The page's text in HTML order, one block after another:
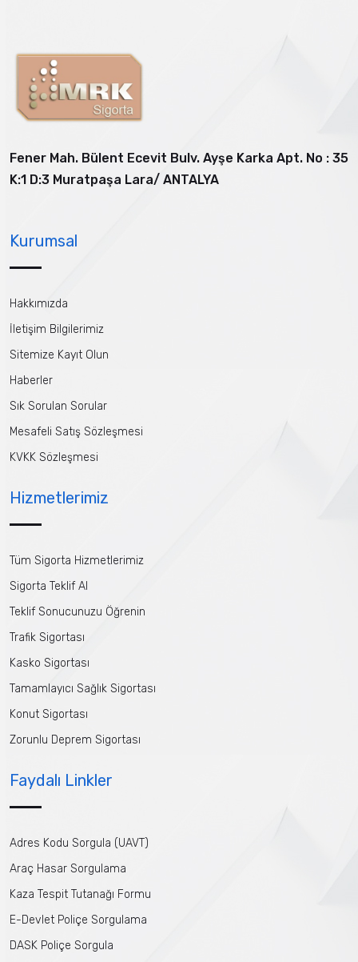
Fener Mah. Bülent Ecevit Bulv. Ayşe Karka Apt. No : 35
K:1 D:3 Muratpaşa Lara/ ANTALYA
Kurumsal
Hakkımızda
İletişim Bilgilerimiz
Sitemize Kayıt Olun
Haberler
Sık Sorulan Sorular
Mesafeli Satış Sözleşmesi
KVKK Sözleşmesi
Hizmetlerimiz
Tüm Sigorta Hizmetlerimiz
Sigorta Teklif Al
Teklif Sonucunuzu Öğrenin
Trafik Sigortası
Kasko Sigortası
Tamamlayıcı Sağlık Sigortası
Konut Sigortası
Zorunlu Deprem Sigortası
Faydalı Linkler
Adres Kodu Sorgula (UAVT)
Araç Hasar Sorgulama
Kaza Tespit Tutanağı Formu
E-Devlet Poliçe Sorgulama
DASK Poliçe Sorgula